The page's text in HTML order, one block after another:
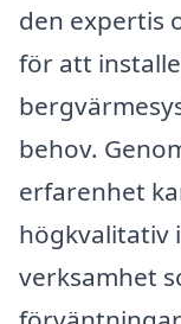
den expertis
för att
behov.
erfarenhet
högkvalitativ
verksamhet